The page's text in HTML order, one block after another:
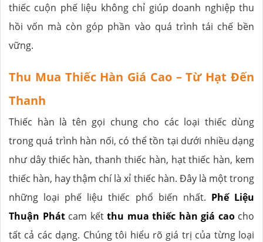
thiếc cuộn phế liệu không chỉ giúp doanh nghiệp thu
hồi vốn mà còn góp phần vào quá trình tái chế bền
vững.
Thu Mua Thiếc Hàn Giá Cao – Từ Hạt Đến
Thanh
Thiếc hàn là tên gọi chung cho các loại thiếc dùng
trong quá trình hàn nối, có thể tồn tại dưới nhiều dạng
như dây thiếc hàn, thanh thiếc hàn, hạt thiếc hàn, kem
thiếc hàn, hay thậm chí là xỉ thiếc hàn. Đây là một trong
những loại phế liệu thiếc phổ biến nhất. Phế Liệu
Thuận Phátcam kết thu mua thiếc hàn giá caocho
tất cả các dạng. Chúng tôi hiểu rõ giá trị của từng loại